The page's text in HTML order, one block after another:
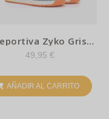
Zyko Gris
Mustang Free
49,95 €
AÑADIR AL CARRITO